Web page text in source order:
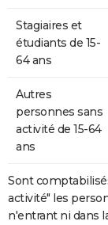
Stagiaires et
étudiants de 15-
64 ans
Autres
personnes sans
activité de 15-64
ans
Sont
activité" les
n'entrant ni dans